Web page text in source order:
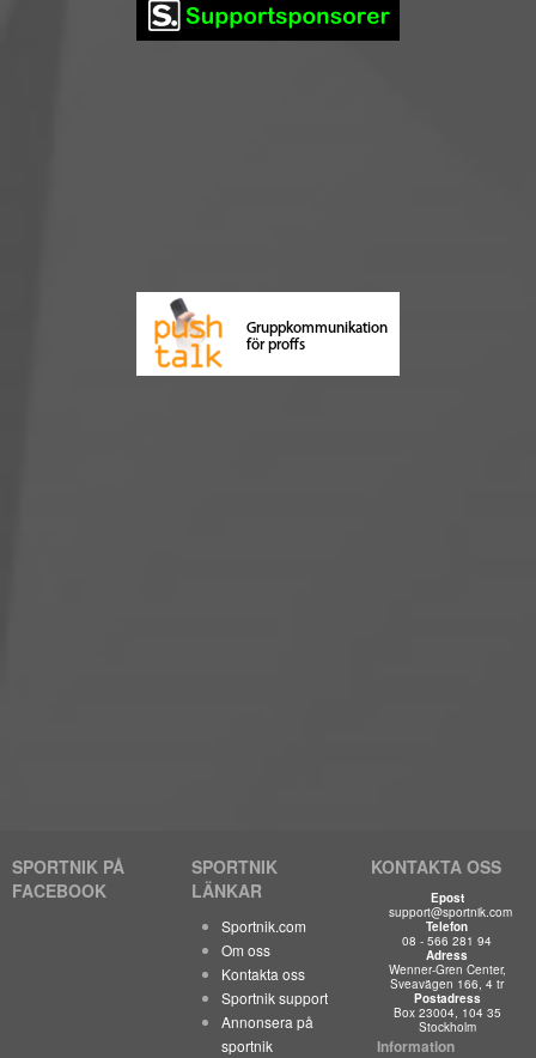
SPORTNIK PÅ
FACEBOOK
SPORTNIK
LÄNKAR
Sportnik.com
Om oss
Kontakta oss
Sportnik support
Annonsera på
sportnik
KONTAKTA OSS
Epost
support@sportnik.com
Telefon
08 - 566 281 94
Adress
Wenner-Gren Center,
Sveavägen 166, 4 tr
Postadress
Box 23004, 104 35
Stockholm
Information